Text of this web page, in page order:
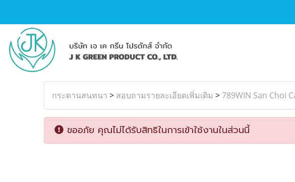
กระดานสนทนา > สอบถามรายละเอียดเพิ่มเติม >789WIN San Choi
ขออภัย คุณไม่ได้รับสิทธิในการเข้าใช้งานในส่วนนี้